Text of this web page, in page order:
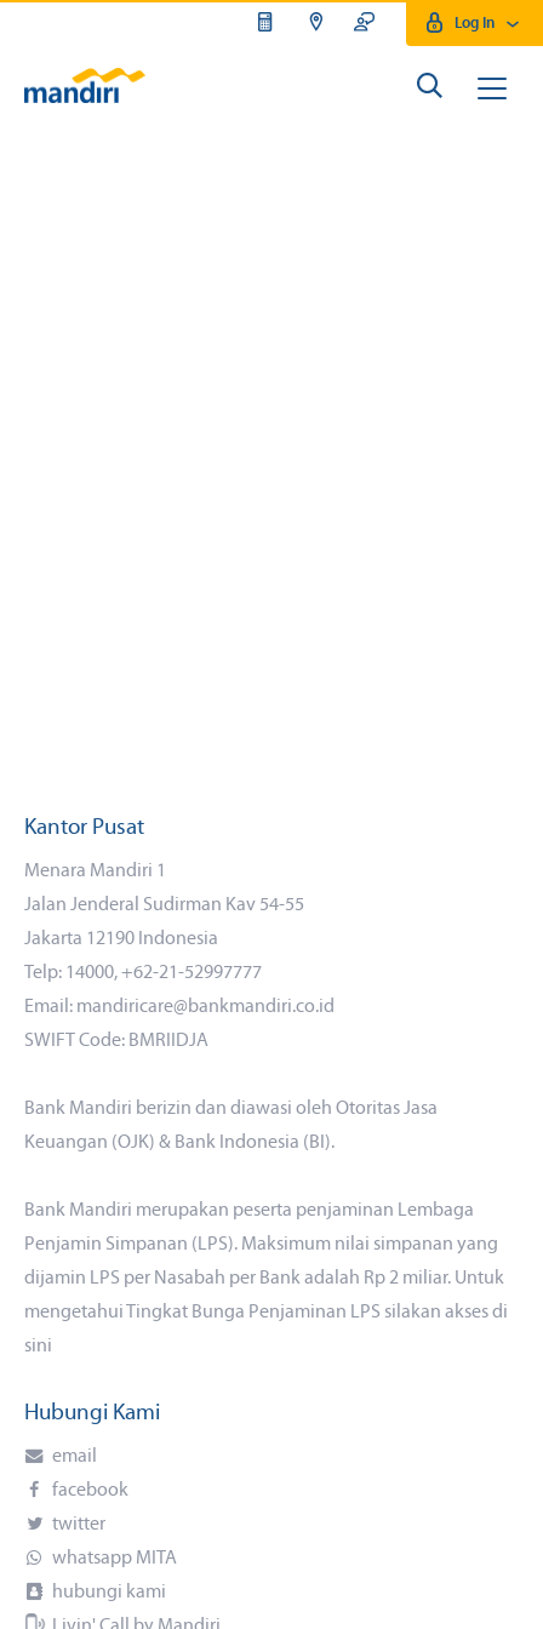
Log In
Kantor Pusat
Menara Mandiri 1
Jalan Jenderal Sudirman Kav 54-55
Jakarta 12190 Indonesia
Telp: 14000, +62-21-52997777
Email: mandiricare@bankmandiri.co.id
SWIFT Code: BMRIIDJA
Bank Mandiri berizin dan diawasi oleh Otoritas Jasa
Keuangan (OJK) & Bank Indonesia (BI).
Bank Mandiri merupakan peserta penjaminan Lembaga
Penjamin Simpanan (LPS). Maksimum nilai simpanan yang
dijamin LPS per Nasabah per Bank adalah Rp 2 miliar. Untuk
mengetahui Tingkat Bunga Penjaminan LPS silakan aksesdi
sini
Hubungi Kami
email
facebook
twitter
whatsapp MITA
hubungi kami